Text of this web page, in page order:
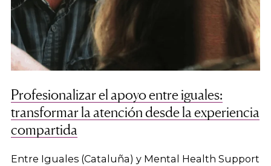
Profesionalizar el apoyo entre iguales:
transformar la atención desde la experiencia
compartida
Entre Iguales (Cataluña) y Mental Health Support